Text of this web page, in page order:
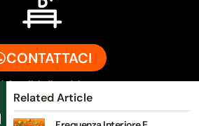
Related Article
CONTATTACI
info@digitalbench.it